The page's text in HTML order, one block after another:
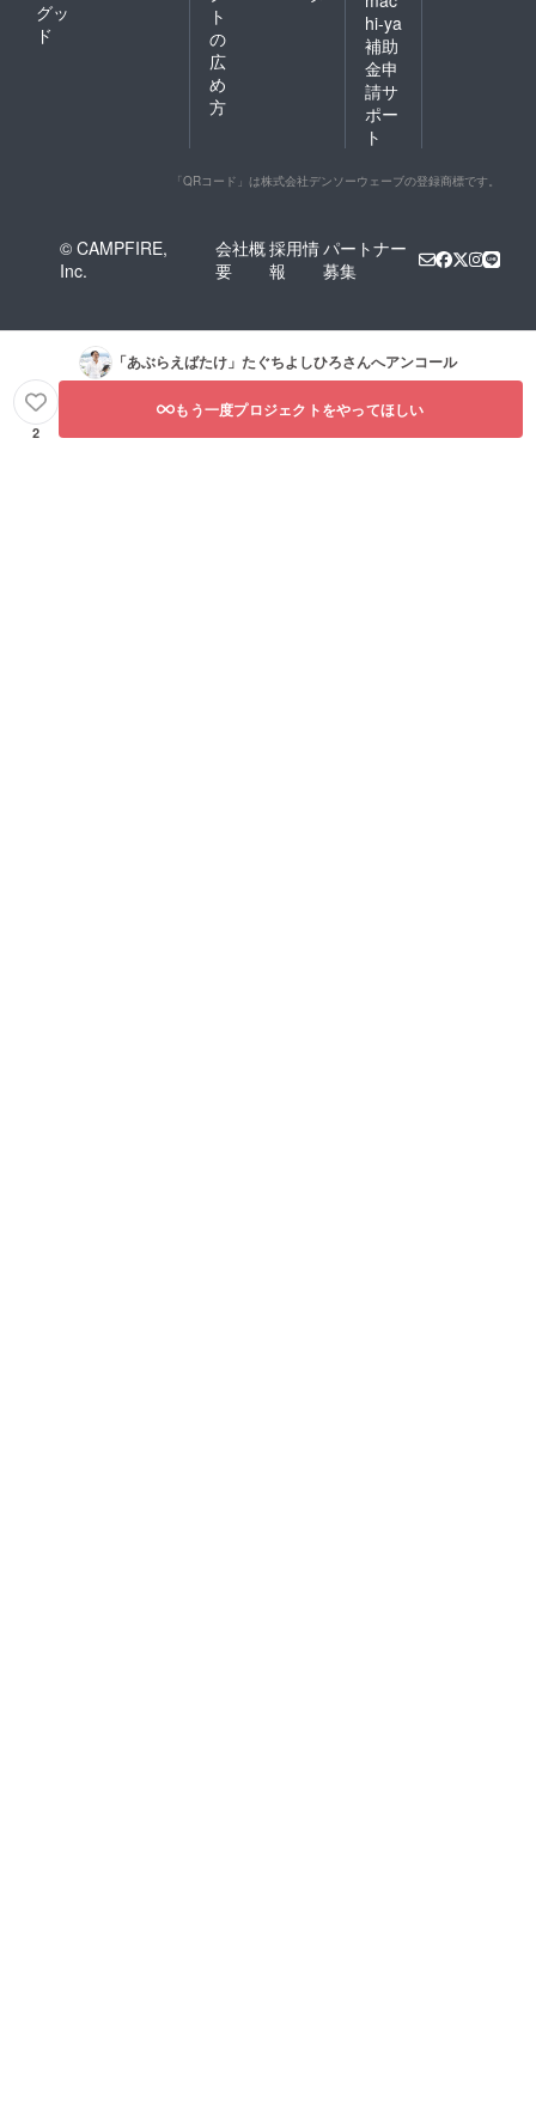
グッ
ド
ト
の
広
め
方
hi-ya
補助
金申
請サ
ポー
ト
「QRコード」は株式会社デンソーウェーブの登録商標です。
© CAMPFIRE,
Inc.
会社概
要
採用情
報
パートナー
募集
「あぶらえばたけ」たぐちよしひろさんへアンコール
2
もう一度プロジェクトをやってほしい